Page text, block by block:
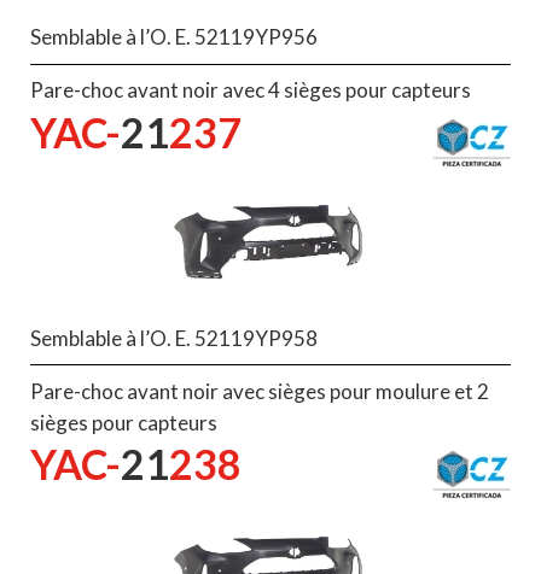
Semblable à l’O. E. 52119YP956
Pare-choc avant noir avec 4 sièges pour capteurs
YAC-21237
Semblable à l’O. E. 52119YP958
Pare-choc avant noir avec sièges pour moulure et 2
sièges pour capteurs
YAC-21238